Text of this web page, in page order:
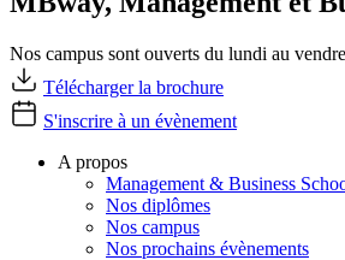
Nos campus sont ouverts du lundi au
Télécharger la brochure
S'inscrire à un évènement
A propos
Management & Business
Nos diplômes
Nos campus
Nos prochains évènements